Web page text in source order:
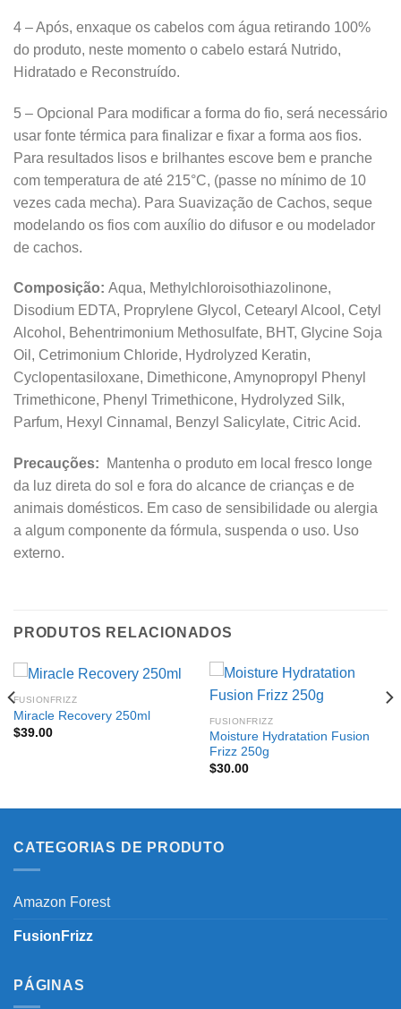
4 – Após, enxaque os cabelos com água retirando 100%
do produto, neste momento o cabelo estará Nutrido,
Hidratado e Reconstruído.
5 – Opcional Para modificar a forma do fio, será necessário
usar fonte térmica para finalizar e fixar a forma aos fios.
Para resultados lisos e brilhantes escove bem e pranche
com temperatura de até 215°C, (passe no mínimo de 10
vezes cada mecha). Para Suavização de Cachos, seque
modelando os fios com auxílio do difusor e ou modelador
de cachos.
Composição: Aqua, Methylchloroisothiazolinone,
Disodium EDTA, Proprylene Glycol, Cetearyl Alcool, Cetyl
Alcohol, Behentrimonium Methosulfate, BHT, Glycine Soja
Oil, Cetrimonium Chloride, Hydrolyzed Keratin,
Cyclopentasiloxane, Dimethicone, Amynopropyl Phenyl
Trimethicone, Phenyl Trimethicone, Hydrolyzed Silk,
Parfum, Hexyl Cinnamal, Benzyl Salicylate, Citric Acid.
Precauções: Mantenha o produto em local fresco longe
da luz direta do sol e fora do alcance de crianças e de
animais domésticos. Em caso de sensibilidade ou alergia
a algum componente da fórmula, suspenda o uso. Uso
externo.
PRODUTOS RELACIONADOS
FUSIONFRIZZ
Miracle Recovery 250ml
$39.00
FUSIONFRIZZ
Moisture Hydratation Fusion
Frizz 250g
$30.00
CATEGORIAS DE PRODUTO
Amazon Forest
FusionFrizz
PÁGINAS